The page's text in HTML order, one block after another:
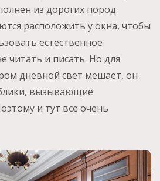
из дорогих пород
расположить у окна, чтобы
естественное
читать и писать. Но для
дневной свет мешает, он
вызывающие
и тут все очень